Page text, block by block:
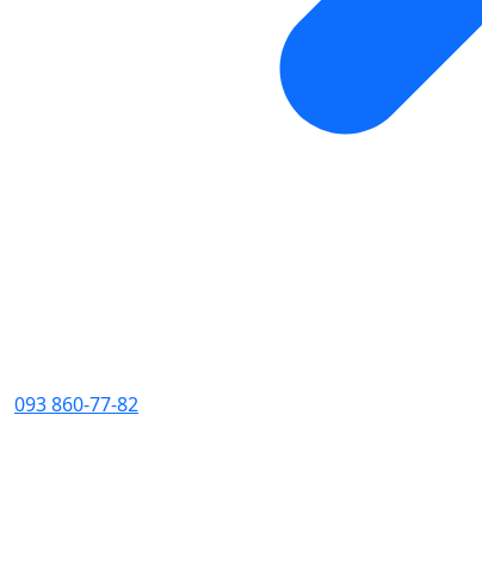
093 860-77-82